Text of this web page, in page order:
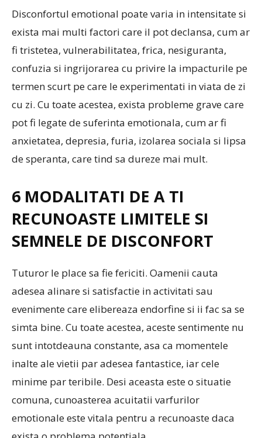
Disconfortul emotional poate varia in intensitate si
exista mai multi factori care il pot declansa, cum ar
fi tristetea, vulnerabilitatea, frica, nesiguranta,
confuzia si ingrijorarea cu privire la impacturile pe
termen scurt pe care le experimentati in viata de zi
cu zi. Cu toate acestea, exista probleme grave care
pot fi legate de suferinta emotionala, cum ar fi
anxietatea, depresia, furia, izolarea sociala si lipsa
de speranta, care tind sa dureze mai mult.
6 MODALITATI DE A TI
RECUNOASTE LIMITELE SI
SEMNELE DE DISCONFORT
Tuturor le place sa fie fericiti. Oamenii cauta
adesea alinare si satisfactie in activitati sau
evenimente care elibereaza endorfine si ii fac sa se
simta bine. Cu toate acestea, aceste sentimente nu
sunt intotdeauna constante, asa ca momentele
inalte ale vietii par adesea fantastice, iar cele
minime par teribile. Desi aceasta este o situatie
comuna, cunoasterea acuitatii varfurilor
emotionale este vitala pentru a recunoaste daca